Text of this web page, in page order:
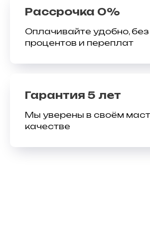
Рассрочка 0%
Оплачивайте удобно, без
процентов и переплат
Гарантия 5 лет
Мы уверены в своём
качестве